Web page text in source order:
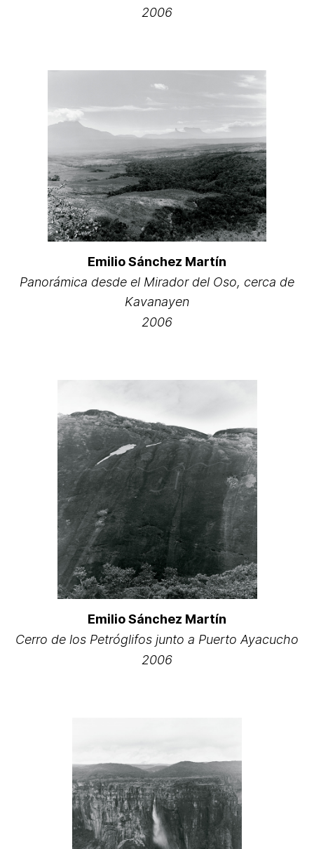
2006
Emilio Sánchez Martín
Panorámica desde el Mirador del Oso, cerca de
Kavanayen
2006
Emilio Sánchez Martín
Cerro de los Petróglifos junto a Puerto Ayacucho
2006